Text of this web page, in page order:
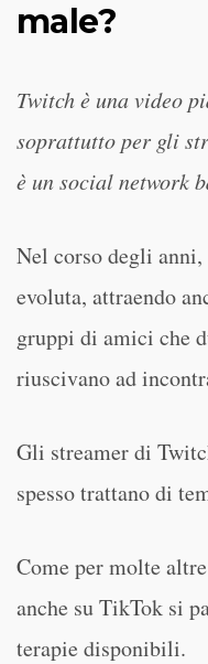
male?
Twitch è una video
soprattutto per gli
è un social network
Nel corso degli
evoluta, attraendo
gruppi di amici che
riuscivano ad
Gli streamer di
spesso trattano di
Come per molte
anche su TikTok si
terapie disponibili.